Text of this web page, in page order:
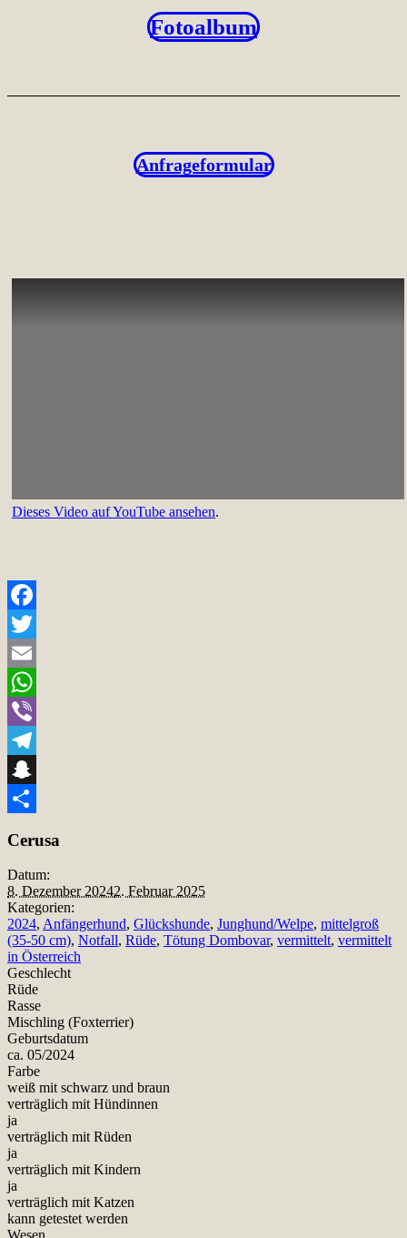
Fotoalbum
Anfrageformular
Dieses Video auf YouTube ansehen.
Facebook
Twitter
Email
WhatsApp
Viber
Telegram
Snapchat
Cerusa
Datum:
8. Dezember 20242. Februar 2025
Kategorien:
2024, Anfängerhund, Glückshunde, Junghund/Welpe, mittelgroß
(35-50 cm), Notfall, Rüde, Tötung Dombovar, vermittelt, vermittelt
in Österreich
Geschlecht
Rüde
Rasse
Mischling (Foxterrier)
Geburtsdatum
ca. 05/2024
Farbe
weiß mit schwarz und braun
verträglich mit Hündinnen
ja
verträglich mit Rüden
ja
verträglich mit Kindern
ja
verträglich mit Katzen
kann getestet werden